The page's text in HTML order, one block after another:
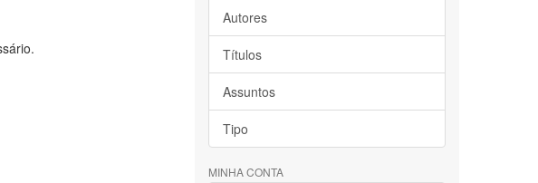
Autores
Títulos
Assuntos
Tipo
MINHA CONTA